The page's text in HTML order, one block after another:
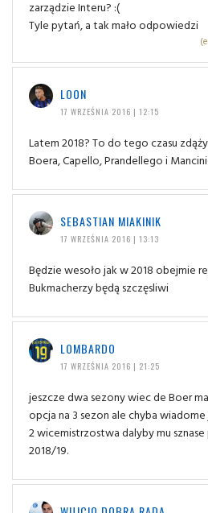
zarządzie Interu? :(
Tyle pytań, a tak mało odpowiedzi
LOON
17 WRZEŚNIA 2016 | 12:15
Latem 2018? To do tego czasu
Boera, Capello, Prandellego i
SEBASTIAN MIAKINIK
17 WRZEŚNIA 2016 | 13:13
Będzie wesoło jak w 2018 obejmie
Bukmacherzy będą szczęsliwi
LOMBARDO
17 WRZEŚNIA 2016 | 21:25
jeszcze dwa sezony wiec de Boer
opcja na 3 sezon ale chyba
2 wicemistrzostwa dalyby mu
2018/19.